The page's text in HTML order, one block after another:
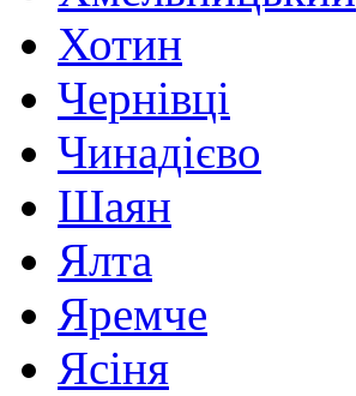
Хотин
Чернівці
Чинадієво
Шаян
Ялта
Яремче
Ясіня